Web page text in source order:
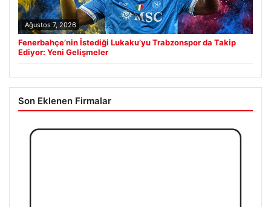
Ağustos 7, 2026
Fenerbahçe’nin İstediği Lukaku’yu Trabzonspor da Takip
Ediyor: Yeni Gelişmeler
Son Eklenen Firmalar